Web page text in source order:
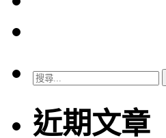
搜
關
鍵
近期文章